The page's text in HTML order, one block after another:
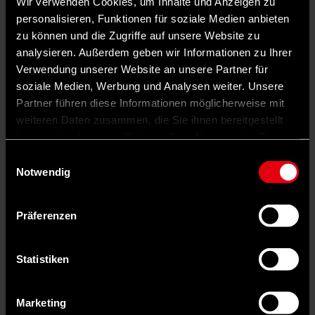
personalisieren, Funktionen für soziale Medien anbieten
zu können und die Zugriffe auf unsere Website zu
analysieren. Außerdem geben wir Informationen zu Ihrer
Verwendung unserer Website an unsere Partner für
soziale Medien, Werbung und Analysen weiter. Unsere
Partner führen diese Informationen möglicherweise mit
weiteren Daten zusammen, die Sie ihnen bereitgestellt
Notwendig
Präferenzen
Statistiken
Marketing
Viel vor im neuen Jahr: Vertreter*innen der SPD International bei